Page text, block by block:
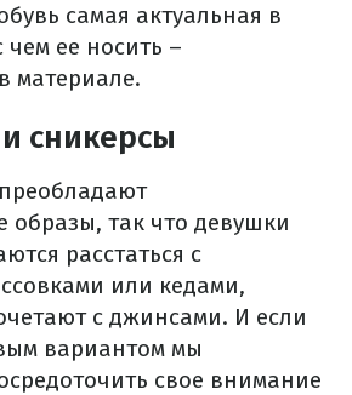
самая актуальная в
чем ее носить –
материале.
сникерсы
образы, так что девушки
расстаться с
или кедами,
с джинсами. И если
вариантом мы
свое внимание